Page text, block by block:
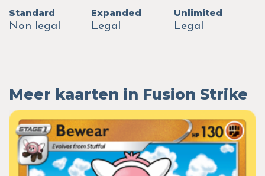
Standard
Non legal
Expanded
Legal
Unlimited
Legal
Meer kaarten in Fusion Strike